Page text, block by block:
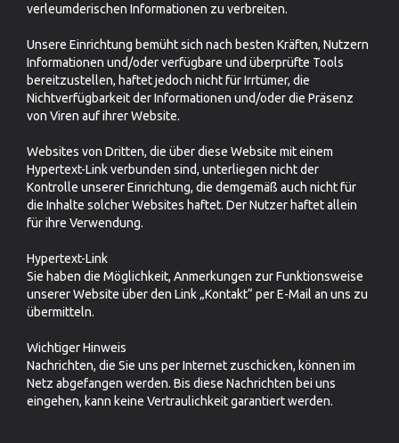
verleumderischen Informationen zu verbreiten.
Unsere Einrichtung bemüht sich nach besten Kräften, Nutzern
Informationen und/oder verfügbare und überprüfte Tools
bereitzustellen, haftet jedoch nicht für Irrtümer, die
Nichtverfügbarkeit der Informationen und/oder die Präsenz
von Viren auf ihrer Website.
Websites von Dritten, die über diese Website mit einem
Hypertext-Link verbunden sind, unterliegen nicht der
Kontrolle unserer Einrichtung, die demgemäß auch nicht für
die Inhalte solcher Websites haftet. Der Nutzer haftet allein
für ihre Verwendung.
Hypertext-Link
Sie haben die Möglichkeit, Anmerkungen zur Funktionsweise
unserer Website über den Link „Kontakt“ per E-Mail an uns zu
übermitteln.
Wichtiger Hinweis
Nachrichten, die Sie uns per Internet zuschicken, können im
Netz abgefangen werden. Bis diese Nachrichten bei uns
eingehen, kann keine Vertraulichkeit garantiert werden.